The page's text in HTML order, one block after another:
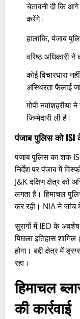
चेतावनी दी कि
करेंगे।​
हालांकि, पंजाब
वरिष्ठ अधिकारी
कोई विचारधारा
अस्थिरता फैलाई
गोपी
जिम्मेदारी ली है।​
पंजाब पुलिस को ISI
पंजाब पुलिस का शक
निर्देश पर पंजाब में
J&K दक्षिण क्षेत्र को
लगता है। हिमाचल
कर रही। NIA ने जांच
सुरागों में IED के
पिछला इतिहास
होगा। बद्दी क्षेत्र में
रहा।​
हिमाचल
की कार्रवाई